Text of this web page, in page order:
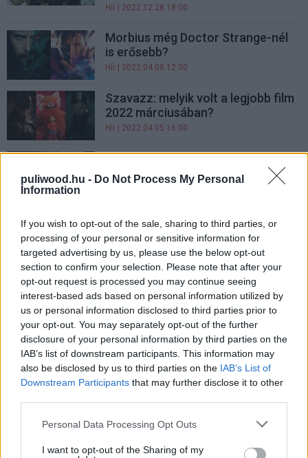
puliwood.hu - Do Not Process My Personal
Information
If you wish to opt-out of the sale, sharing to third parties, or
processing of your personal or sensitive information for
targeted advertising by us, please use the below opt-out
section to confirm your selection. Please note that after your
opt-out request is processed you may continue seeing
interest-based ads based on personal information utilized by
us or personal information disclosed to third parties prior to
your opt-out. You may separately opt-out of the further
disclosure of your personal information by third parties on the
IAB’s list of downstream participants. This information may
also be disclosed by us to third parties on the IAB’s List of
Downstream Participants that may further disclose it to other
Please note that this website/app uses one or more Google
not limited to your visit or usage behaviour. You may click to
Personal Data Processing Opt Outs
I want to opt-out of the Sharing of my
Hír | 2022.12.28 18:00
Morbius még Doctor Strange-nél
is erősebb?
Hír | 2022.04.08 12:00
Szavazz: melyik volt a legjobb film
2022 márciusában?
Hír | 2022.04.05 16:00
Morbius - Kritika
Hír | 2022.04.01 14:00
Tragikusan rossz lett a Morbius,
elmondjuk, mi a baj vele
gsplus.hu| 2022.03.31 19:01
Morbius kritika - totális szívás
gsplus.hu| 2022.03.31 14:36
Újabb ízelítő érkezett a
Morbiushoz
Hír| 2022.03.13 08:00
Jared Leto vámpírbőrben
előzetese
Hír | 2022.03.01 11:00